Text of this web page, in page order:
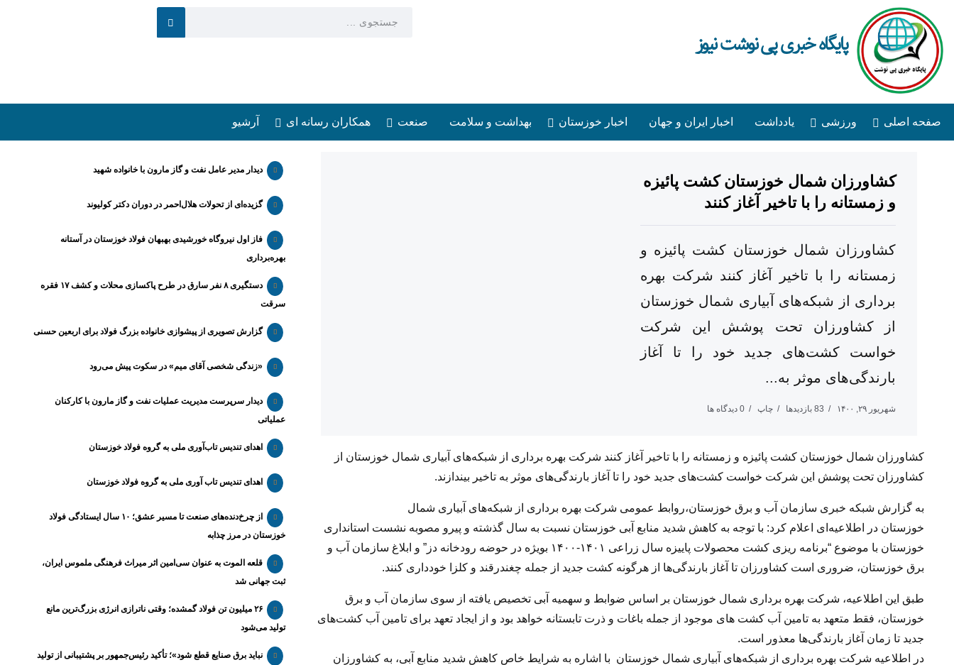
پایگاه خبری پی نوشت نیوز
صفحه اصلی ورزشی یادداشت اخبار ایران و جهان اخبار خوزستان بهداشت و سلامت صنعت همکاران رسانه ای آرشیو
کشاورزان شمال خوزستان کشت پائیزه
و زمستانه را با تاخیر آغاز کنند
کشاورزان شمال خوزستان کشت پائیزه و
زمستانه را با تاخیر آغاز کنند شرکت بهره
برداری از شبکه‌های آبیاری شمال خوزستان
از کشاورزان تحت پوشش این شرکت
خواست کشت‌های جدید خود را تا آغاز
بارندگی‌های موثر به...
شهریور ۲۹, ۱۴۰۰ 83 بازدیدها چاپ 0 دیدگاه ها
کشاورزان شمال خوزستان کشت پائیزه و زمستانه را با تاخیر آغاز کنند شرکت بهره برداری از شبکه‌های آبیاری شمال خوزستان از
کشاورزان تحت پوشش این شرکت خواست کشت‌های جدید خود را تا آغاز بارندگی‌های موثر به تاخیر بیندازند.
به گزارش شبکه خبری سازمان آب و برق خوزستان،روابط عمومی شرکت بهره برداری از شبکه‌های آبیاری شمال
خوزستان در اطلاعیه‌ای اعلام کرد: با توجه به کاهش شدید منابع آبی خوزستان نسبت به سال گذشته و پیرو مصوبه نشست استانداری
خوزستان با موضوع “برنامه ریزی کشت محصولات پاییزه سال زراعی ۱۴۰۱-۱۴۰۰ بویژه در حوضه رودخانه دز” و ابلاغ سازمان آب و
برق خوزستان، ضروری است کشاورزان تا آغاز بارندگی‌ها از هرگونه کشت جدید از جمله چغندرقند و کلزا خودداری کنند.
طبق این اطلاعیه، شرکت بهره برداری شمال خوزستان بر اساس ضوابط و سهمیه آبی تخصیص یافته از سوی سازمان آب و برق
خوزستان، فقط متعهد به تامین آب کشت های موجود از جمله باغات و ذرت تابستانه خواهد بود و از ایجاد تعهد برای تامین آب کشت‌های
جدید تا زمان آغاز بارندگی‌ها معذور است.
در اطلاعیه شرکت بهره برداری از شبکه‌های آبیاری شمال خوزستان با اشاره به شرایط خاص کاهش شدید منابع آبی، به کشاورزان
دیدار مدیر عامل نفت و گاز مارون با خانواده شهید
گزیده‌ای از تحولات هلال‌احمر در دوران دکتر کولیوند
فاز اول نیروگاه خورشیدی بهبهان فولاد خوزستان در آستانه
بهره‌برداری
دستگیری ۸ نفر سارق در طرح پاکسازی محلات و کشف ۱۷ فقره
سرقت
گزارش تصویری از پیشوازی خانواده بزرگ فولاد برای اربعین حسنی
«زندگی شخصی آقای میم» در سکوت پیش می‌رود
دیدار سرپرست مدیریت عملیات نفت و گاز مارون با کارکنان
عملیاتی
اهدای تندیس تاب‌آوری ملی به گروه فولاد خوزستان
اهدای تندیس تاب آوری ملی به گروه فولاد خوزستان
از چرخ‌دنده‌های صنعت تا مسیر عشق؛ ۱۰ سال ایستادگی فولاد
خوزستان در مرز چذابه
قلعه الموت به عنوان سی‌امین اثر میراث‌ فرهنگی ملموس ایران،
ثبت جهانی شد
۲۶ میلیون تن فولاد گمشده؛ وقتی ناترازی انرژی بزرگ‌ترین مانع
تولید می‌شود
نباید برق صنایع قطع شود»؛ تأکید رئیس‌جمهور بر پشتیبانی از تولید